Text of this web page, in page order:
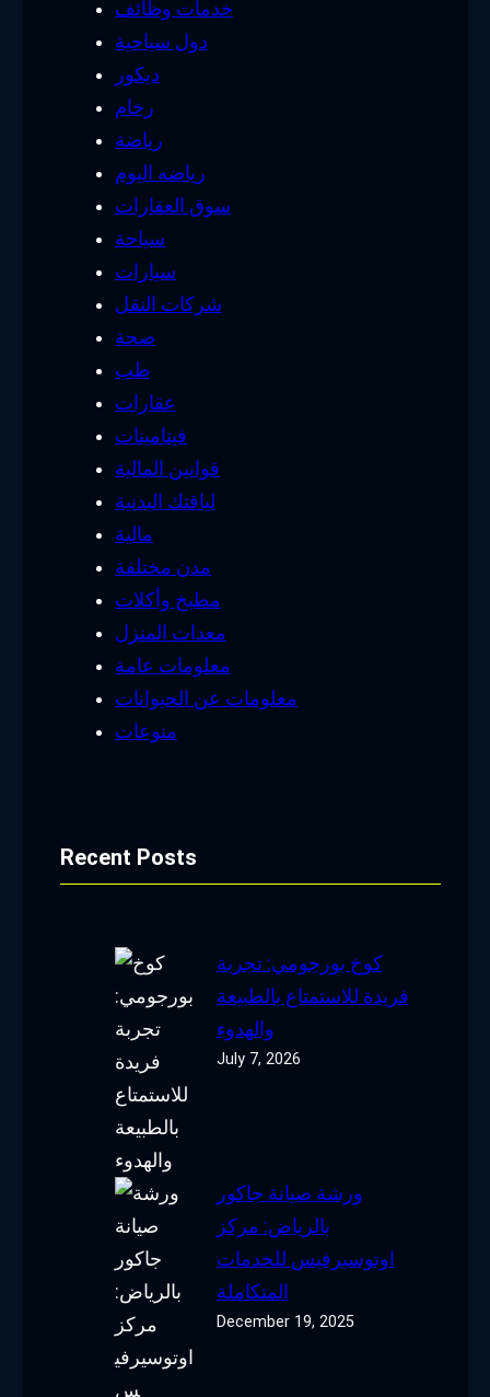
خدمات وظائف
دول سياحية
ديكور
رخام
رياضة
رياضه اليوم
سوق العقارات
سياحة
سيارات
شركات النقل
صحة
طب
عقارات
فيتامينات
قوانين المالية
لياقتك البدنية
مالية
مدن مختلفة
مطبخ وأكلات
معدات المنزل
معلومات عامة
معلومات عن الحيوانات
منوعات
Recent Posts
كوخ بورجومي: تجربة
فريدة للاستمتاع بالطبيعة
والهدوء
July 7, 2026
ورشة صيانة جاكور
بالرياض: مركز
اوتوسيرفيس للخدمات
المتكاملة
December 19, 2025